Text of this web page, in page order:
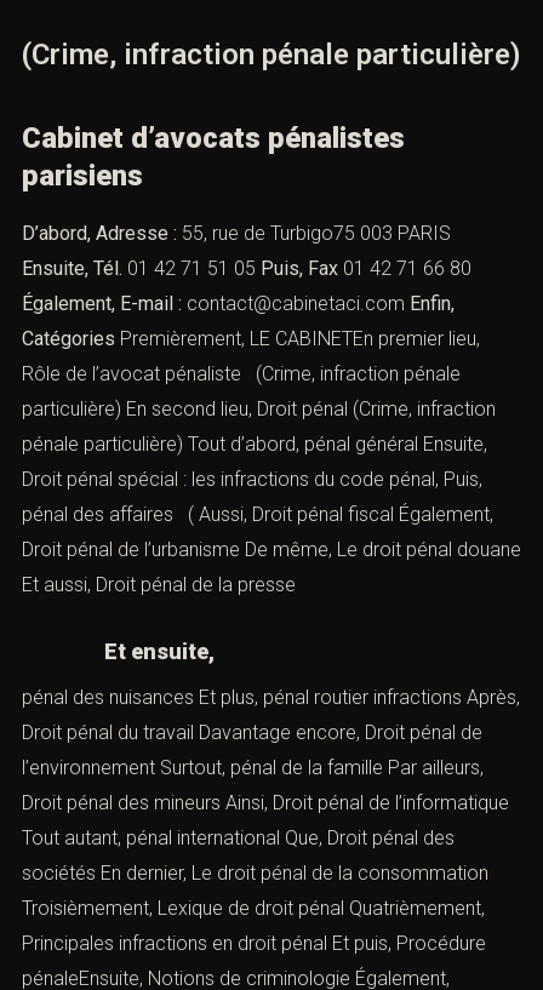
(Crime, infraction pénale particulière)
Cabinet d’avocats pénalistes
parisiens
D’abord, Adresse : 55, rue de Turbigo75 003 PARIS
Ensuite, Tél. 01 42 71 51 05 Puis, Fax 01 42 71 66 80
Également, E-mail : contact@cabinetaci.com Enfin,
Catégories Premièrement, LE CABINETEn premier lieu,
Rôle de l’avocat pénaliste (Crime, infraction pénale
particulière) En second lieu, Droit pénal (Crime, infraction
pénale particulière) Tout d’abord, pénal général Ensuite,
Droit pénal spécial : les infractions du code pénal, Puis,
pénal des affaires ( Aussi, Droit pénal fiscal Également,
Droit pénal de l’urbanisme De même, Le droit pénal douane
Et aussi, Droit pénal de la presse
Et ensuite,
pénal des nuisances Et plus, pénal routier infractions Après,
Droit pénal du travail Davantage encore, Droit pénal de
l’environnement Surtout, pénal de la famille Par ailleurs,
Droit pénal des mineurs Ainsi, Droit pénal de l’informatique
Tout autant, pénal international Que, Droit pénal des
sociétés En dernier, Le droit pénal de la consommation
Troisièmement, Lexique de droit pénal Quatrièmement,
Principales infractions en droit péna Et puis, Procédure
pénaleEnsuite, Notions de criminologie Également,